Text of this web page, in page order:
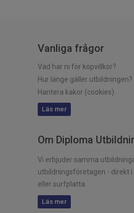
Vanliga frågor
Vad har ni för köpvillkor?
Hur länge gäller utbildningen?
Hantera kakor (cookies)
Läs mer
Om Diploma
Vi erbjuder samma
utbildningsföretagen - direkt i
eller surfplatta.
Läs mer